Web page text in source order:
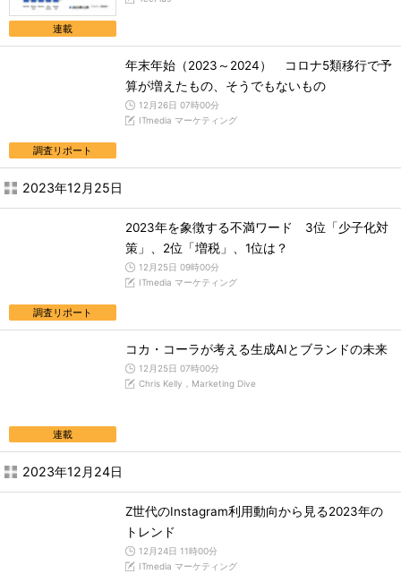
連載
調査リポート
年末年始（2023～2024） コロナ5類移行で予
算が増えたもの、そうでもないもの
12月26日 07時00分
ITmedia マーケティング
2023年12月25日
調査リポート
2023年を象徴する不満ワード 3位「少子化対
策」、2位「増税」、1位は？
12月25日 09時00分
ITmedia マーケティング
連載
コカ・コーラが考える生成AIとブランドの未来
12月25日 07時00分
Chris Kelly，Marketing Dive
2023年12月24日
Z世代のInstagram利用動向から見る2023年の
トレンド
12月24日 11時00分
ITmedia マーケティング